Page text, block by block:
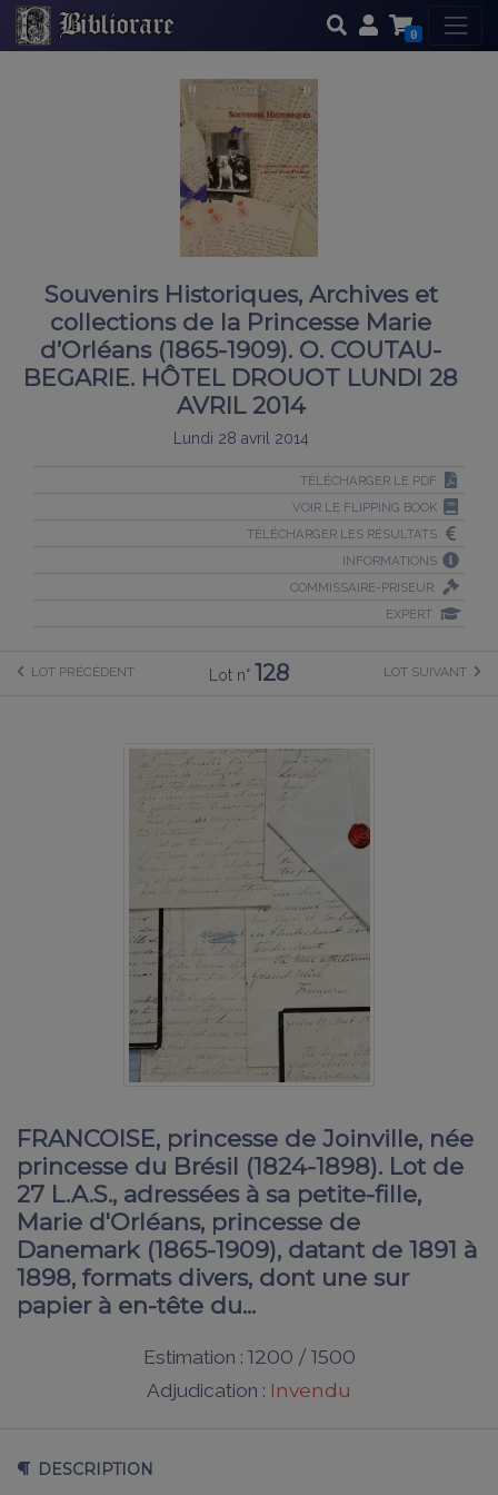
0
Souvenirs Historiques, Archives et
collections de la Princesse Marie
d’Orléans (1865-1909). O. COUTAU-
BEGARIE. HÔTEL DROUOT LUNDI 28
AVRIL 2014
Lundi 28 avril 2014
TÉLÉCHARGER LE PDF
VOIR LE FLIPPING BOOK
TÉLÉCHARGER LES RÉSULTATS
INFORMATIONS
COMMISSAIRE-PRISEUR
EXPERT
LOT PRÉCÉDENT Lot n° 128 LOT SUIVANT
FRANCOISE, princesse de Joinville, née
princesse du Brésil (1824-1898). Lot de
27 L.A.S., adressées à sa petite-fille,
Marie d'Orléans, princesse de
Danemark (1865-1909), datant de 1891 à
1898, formats divers, dont une sur
papier à en-tête du...
Estimation : 1200 / 1500
Adjudication : Invendu
DESCRIPTION